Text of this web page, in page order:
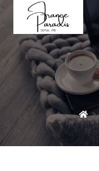
content
>